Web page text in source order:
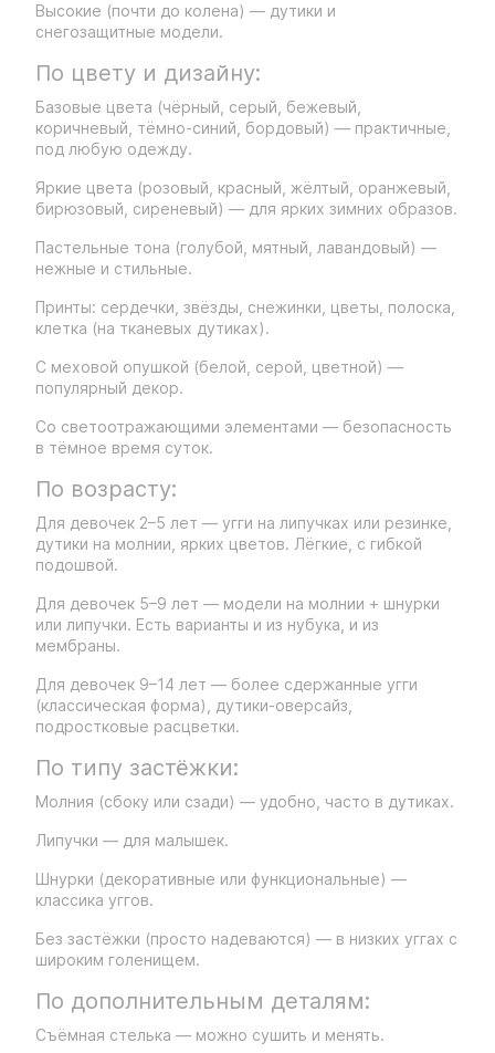
Высокие (почти до колена) — дутики и
снегозащитные модели.
По цвету и дизайну:
Базовые цвета (чёрный, серый, бежевый,
коричневый, тёмно-синий, бордовый) — практичные,
под любую одежду.
Яркие цвета (розовый, красный, жёлтый, оранжевый,
бирюзовый, сиреневый) — для ярких зимних образов.
Пастельные тона (голубой, мятный, лавандовый) —
нежные и стильные.
Принты: сердечки, звёзды, снежинки, цветы, полоска,
клетка (на тканевых дутиках).
С меховой опушкой (белой, серой, цветной) —
популярный декор.
Со светоотражающими элементами — безопасность
в тёмное время суток.
По возрасту:
Для девочек 2–5 лет — угги на липучках или резинке,
дутики на молнии, ярких цветов. Лёгкие, с гибкой
подошвой.
Для девочек 5–9 лет — модели на молнии + шнурки
или липучки. Есть варианты и из нубука, и из
мембраны.
Для девочек 9–14 лет — более сдержанные угги
(классическая форма), дутики-оверсайз,
подростковые расцветки.
По типу застёжки:
Молния (сбоку или сзади) — удобно, часто в дутиках.
Липучки — для малышек.
Шнурки (декоративные или функциональные) —
классика уггов.
Без застёжки (просто надеваются) — в низких уггах с
широким голенищем.
По дополнительным деталям:
Съёмная стелька — можно сушить и менять.